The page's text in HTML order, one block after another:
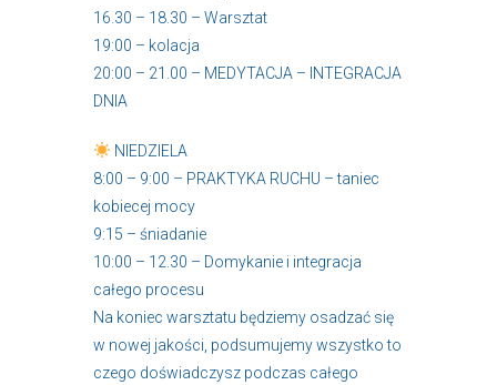
16.30 – 18.30 – Warsztat
19:00 – kolacja
20:00 – 21.00 – MEDYTACJA – INTEGRACJA
DNIA
NIEDZIELA
8:00 – 9:00 – PRAKTYKA RUCHU – taniec
kobiecej mocy
9:15 – śniadanie
10:00 – 12.30 – Domykanie i integracja
całego procesu
Na koniec warsztatu będziemy osadzać się
w nowej jakości, podsumujemy wszystko to
czego doświadczysz podczas całego